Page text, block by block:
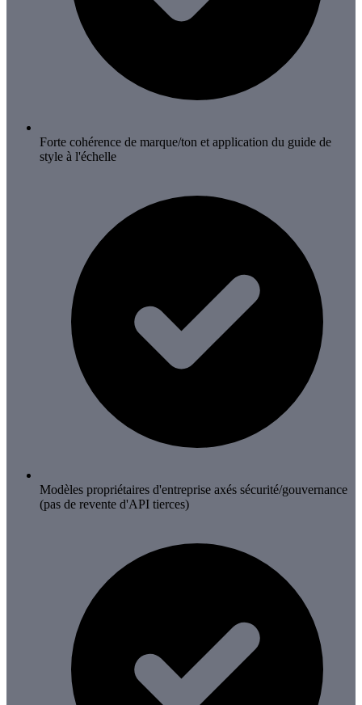
Forte cohérence de marque/ton et application du guide de
style à l'échelle
Modèles propriétaires d'entreprise axés sécurité/gouvernance
(pas de revente d'API tierces)